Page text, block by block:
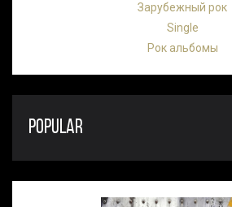
Зарубежный рок
Single
Рок альбомы
POPULAR